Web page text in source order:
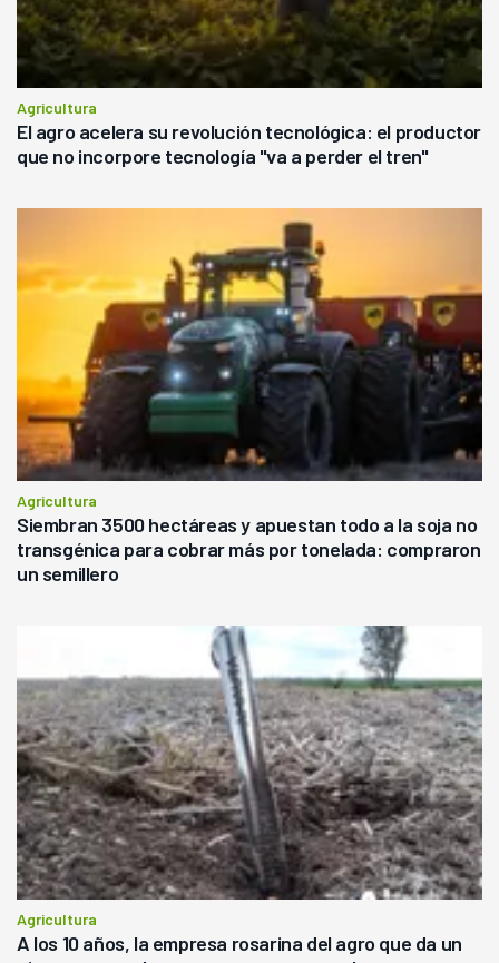
Agricultura
El agro acelera su revolución tecnológica: el productor
que no incorpore tecnología "va a perder el tren"
Agricultura
Siembran 3500 hectáreas y apuestan todo a la soja no
transgénica para cobrar más por tonelada: compraron
un semillero
Agricultura
A los 10 años, la empresa rosarina del agro que da un